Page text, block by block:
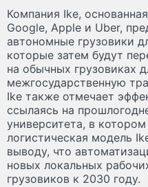
Компания Ike,
Google, Apple и Uber,
автономные грузовики
которые затем будут
на обычных грузовиках
межгосударственную
Ike также отмечает
ссылаясь на
университета, в
логистическая модель
выводу, что
новых локальных
грузовиков к 2030 году.